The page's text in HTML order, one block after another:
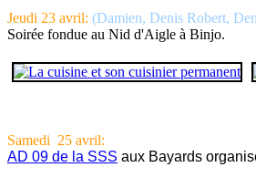
Jeudi 23 avril: (Damien, Denis Robert,
Soirée fondue au Nid d'Aigle à Binjo.
Samedi 25 avril:
AD 09 de la SSS aux Bayards